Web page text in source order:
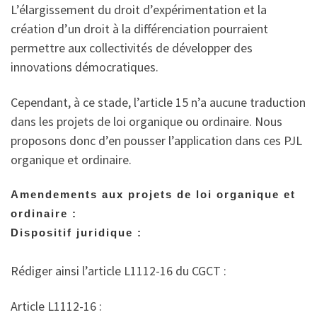
L’élargissement du droit d’expérimentation et la
création d’un droit à la différenciation pourraient
permettre aux collectivités de développer des
innovations démocratiques.
Cependant, à ce stade, l’article 15 n’a aucune traduction
dans les projets de loi organique ou ordinaire. Nous
proposons donc d’en pousser l’application dans ces PJL
organique et ordinaire.
Amendements aux projets de loi organique et
ordinaire :
Dispositif juridique :
Rédiger ainsi l’article L1112-16 du CGCT :
Article L1112-16 :